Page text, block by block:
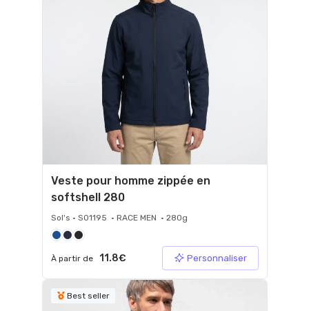
Veste pour homme zippée en
softshell 280
Sol's • S01195 • RACE MEN • 280g
À partir de 11.8€ Personnaliser
Best seller